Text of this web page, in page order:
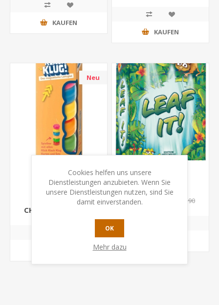
KAUFEN
KAUFEN
Neu
Klick Klack Klug –
Magnetturm
CHF 14.80
Leaf it!
CHF 11.92 CHF 14.90
Cookies helfen uns unsere
Dienstleistungen anzubieten. Wenn Sie
unsere Dienstleistungen nutzen, sind Sie
damit einverstanden.
OK
Mehr dazu